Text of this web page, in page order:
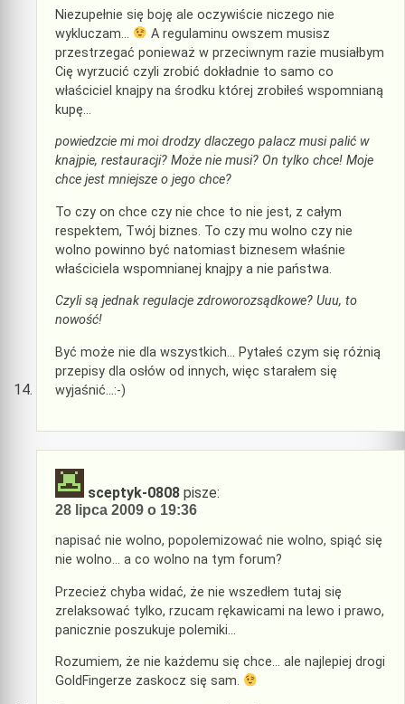
Niezupełnie się boję ale oczywiście niczego nie
wykluczam…
A regulaminu owszem musisz
przestrzegać ponieważ w przeciwnym razie musiałbym
Cię wyrzucić czyli zrobić dokładnie to samo co
właściciel knajpy na środku której zrobiłeś wspomnianą
kupę…
powiedzcie mi moi drodzy dlaczego palacz musi palić w
knajpie, restauracji? Może nie musi? On tylko chce! Moje
chce jest mniejsze o jego chce?
To czy on chce czy nie chce to nie jest, z całym
respektem, Twój biznes. To czy mu wolno czy nie
wolno powinno być natomiast biznesem właśnie
właściciela wspomnianej knajpy a nie państwa.
Czyli są jednak regulacje zdroworozsądkowe? Uuu, to
nowość!
Być może nie dla wszystkich… Pytałeś czym się różnią
przepisy dla osłów od innych, więc starałem się
wyjaśnić…:-)
sceptyk-0808 pisze:
28 lipca 2009 o 19:36
napisać nie wolno, popolemizować nie wolno, spiąć się
nie wolno… a co wolno na tym forum?
Przecież chyba widać, że nie wszedłem tutaj się
zrelaksować tylko, rzucam rękawicami na lewo i prawo,
panicznie poszukuje polemiki…
Rozumiem, że nie każdemu się chce… ale najlepiej drogi
GoldFingerze zaskocz się sam.